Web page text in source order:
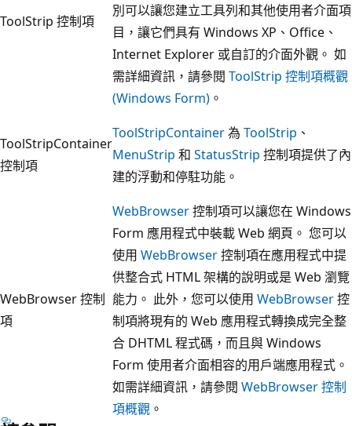
ToolStrip 控制項
別可以讓您建立工具列和其他使用者介面項
目，讓它們具有 Windows XP、Office、
Internet Explorer 或自訂的介面外觀。 如
需詳細資訊，請參閱 ToolStrip 控制項概觀
(Windows Form) 。
ToolStripContainer
控制項
ToolStripContainer為 ToolStrip 、
MenuStrip 和 StatusStrip 控制項提供了內
建的浮動和停駐功能。
WebBrowser 控制
項
WebBrowser控制項可以讓您在 Windows
Form 應用程式中裝載 Web 網頁。 您可以
使用 WebBrowser控制項在應用程式中提
供整合式 HTML 架構的說明或是 Web 瀏覽
能力。 此外，您可以使用 WebBrowser控
制項將現有的 Web 應用程式轉換成完全整
合 DHTML 程式碼，而且與 Windows
Form 使用者介面相容的用戶端應用程式。
如需詳細資訊，請參閱 WebBrowser 控制
項概觀 。